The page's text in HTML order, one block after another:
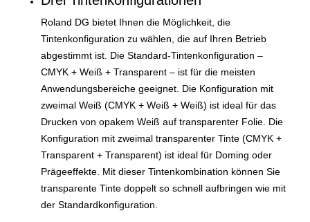
Roland DG bietet Ihnen die Möglichkeit, die
Tintenkonfiguration zu wählen, die auf Ihren Betrieb
abgestimmt ist. Die Standard-Tintenkonfiguration –
CMYK + Weiß + Transparent – ist für die meisten
Anwendungsbereiche geeignet. Die Konfiguration mit
zweimal Weiß (CMYK + Weiß + Weiß) ist ideal für das
Drucken von opakem Weiß auf transparenter Folie. Die
Konfiguration mit zweimal transparenter Tinte (CMYK +
Transparent + Transparent) ist ideal für Doming oder
Prägeeffekte. Mit dieser Tintenkombination können Sie
transparente Tinte doppelt so schnell aufbringen wie mit
der Standardkonfiguration.